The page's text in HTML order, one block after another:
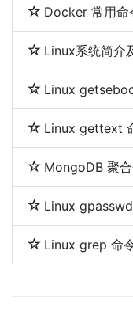
Docker 常用命
Linux系统简介
Linux
Linux gettext
MongoDB 聚
Linux
Linux grep 命